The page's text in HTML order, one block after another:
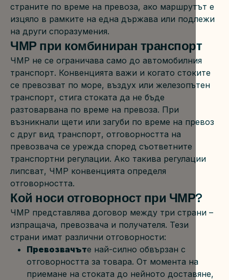
страните по време на превоза, ако маршрутът е
изцяло в рамките на една държава или подлежи
на други споразумения.
ЧМР при комбиниран транспорт
ЧМР не се ограничава само до автомобилния
транспорт. Конвенцията важи и когато стоките
се превозват по море, въздух или железопътен
транспорт, стига стоката да не бъде
разтоварвана по време на превоза. При
възникнали щети или загуби по време на превоз
с друг вид транспорт, отговорността на
превозвача се урежда според съответните
транспортни регулации. Ако такива регулации
липсват, ЧМР конвенцията определя
отговорността.
Кой носи отговорност при ЧМР?
ЧМР представлява договор между три страни –
изпращача, превозвача и получателя. Тези
страни имат различни отговорности:
Превозвачъте най-силно обвързан с
отговорността за товара. От момента на
приемане на стоката до нейното доставяне,